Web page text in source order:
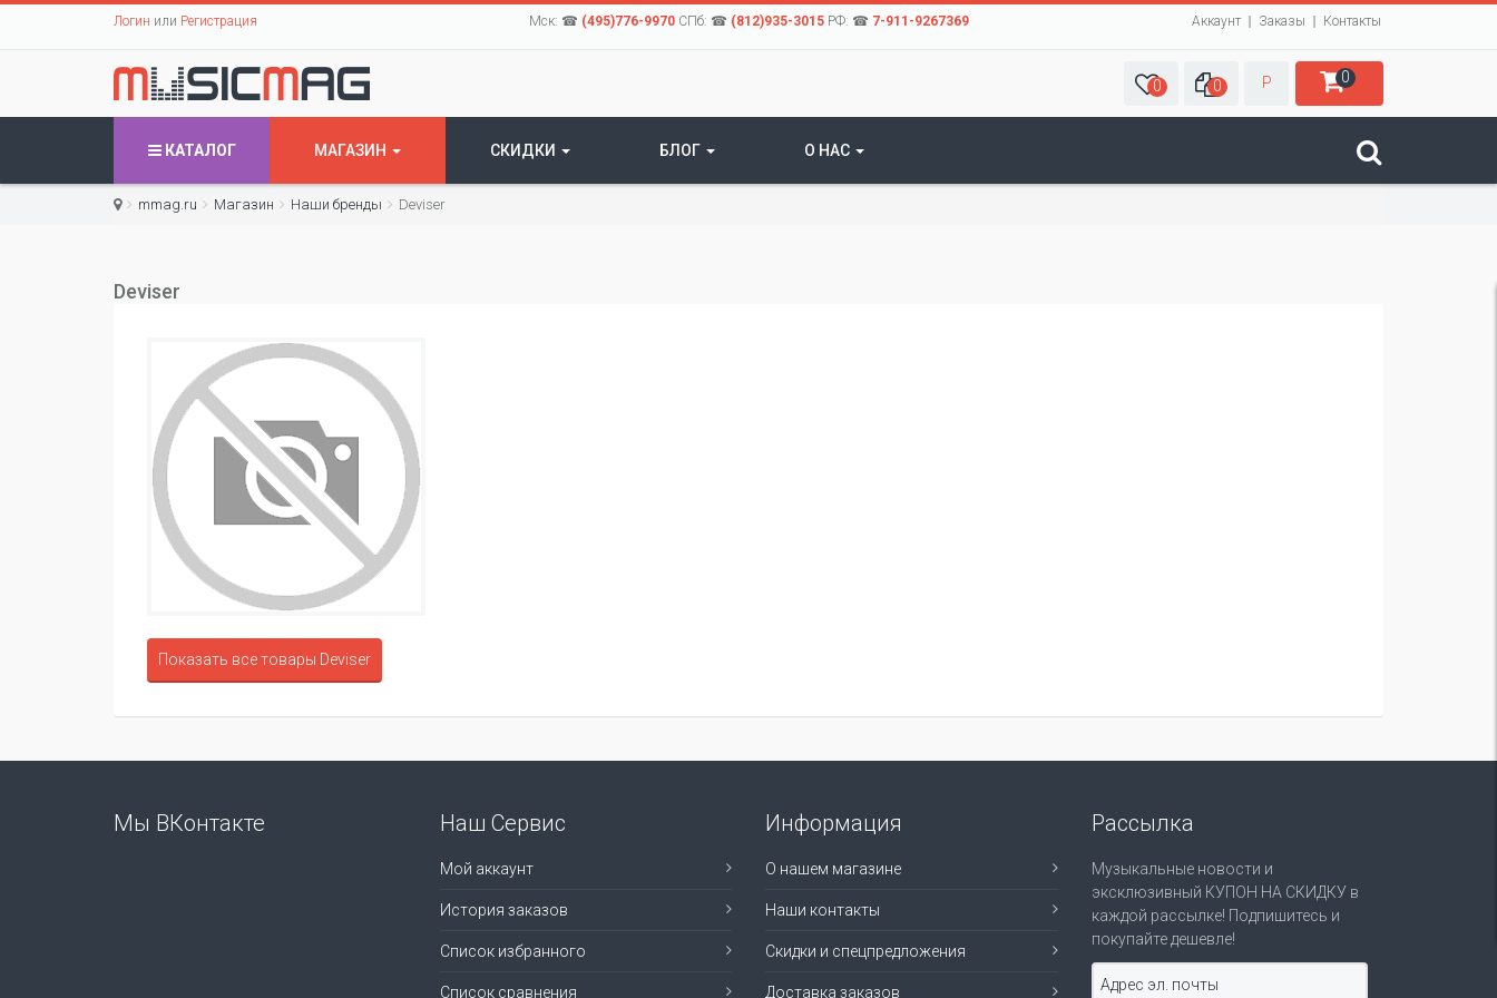
Логин или Регистрация Мск: ☎ (495)776-9970СПб: ☎ (812)935-3015РФ: ☎ 7-911-9267369 Аккаунт Заказы Контакты
0 0 Р 0
КАТАЛОГ МАГАЗИН СКИДКИ БЛОГ О НАС
mmag.ru Магазин Наши бренды Deviser
Deviser
Показать все товары Deviser
Мы ВКонтакте Наш Сервис
Мой аккаунт
История заказов
Список избранного
Список сравнения
Информация
О нашем магазине
Наши контакты
Скидки и спецпредложения
Доставка заказов
Рассылка
Музыкальные новости и
эксклюзивный КУПОН НА СКИДКУ в
каждой рассылке! Подпишитесь и
покупайте дешевле!